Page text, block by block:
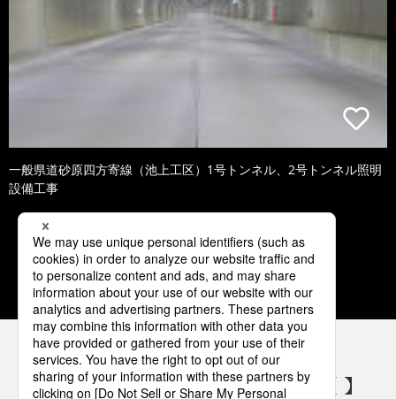
一般県道砂原四方寄線（池上工区）1号トンネル、2号トンネル照明
設備工事
1 2 3 4 5
パナソニックの電気設備 SNSアカウント